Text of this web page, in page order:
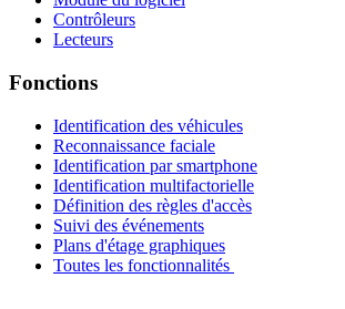
Contrôleurs
Lecteurs
Fonctions
Identification des véhicules
Reconnaissance faciale
Identification par smartphone
Identification multifactorielle
Définition des règles d'accès
Suivi des événements
Plans d'étage graphiques
Toutes les fonctionnalités